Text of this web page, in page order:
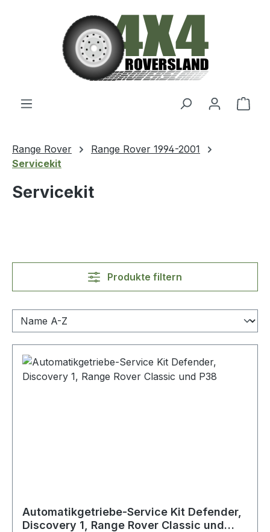
Zum Hauptinhalt springen
Range Rover
Range Rover 1994-2001
Servicekit
Servicekit
Produkte filtern
Automatikgetriebe-Service Kit Defender,
Discovery 1, Range Rover Classic und